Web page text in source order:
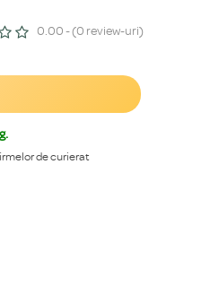
0.00 - (0 review-uri)
de curierat